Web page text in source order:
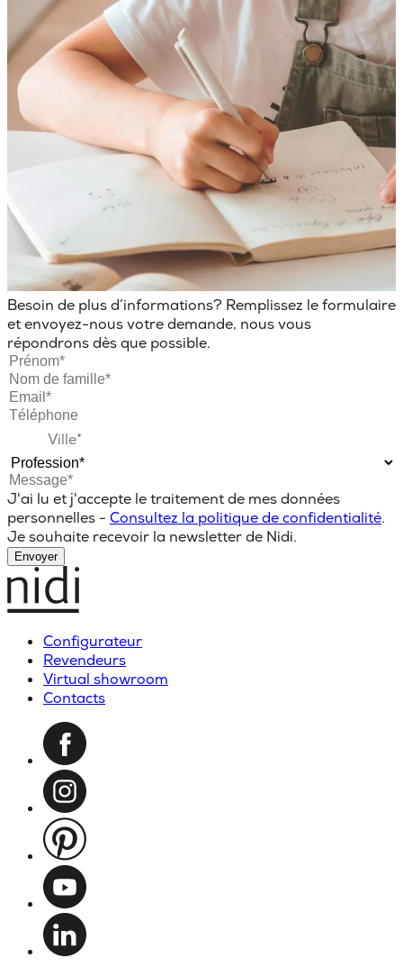
Besoin de plus d’informations? Remplissez le formulaire
et envoyez-nous votre demande, nous vous
répondrons dès que possible.
J'ai lu et j'accepte le traitement de mes données
personnelles - Consultez la politique de confidentialité.
Je souhaite recevoir la newsletter de Nidi.
Envoyer
Configurateur
Revendeurs
Virtual showroom
Contacts